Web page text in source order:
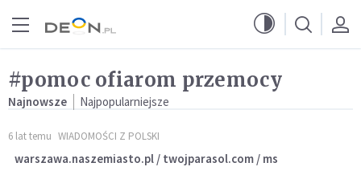
#pomoc ofiarom przemocy
Najnowsze Najpopularniejsze
6 lat temu WIADOMOŚCI Z POLSKI
warszawa.naszemiasto.pl / twojparasol.com / ms